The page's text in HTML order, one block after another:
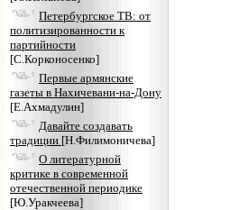
Петербургское ТВ: от
политизированности к
партийности
[С.Корконосенко]
Первые армянские
газеты в Нахичевани-на-Дону
[Е.Ахмадулин]
Давайте создавать
традиции [Н.Филимоничева]
О литературной
критике в современной
отечественной периодике
[Ю.Уракчеева]